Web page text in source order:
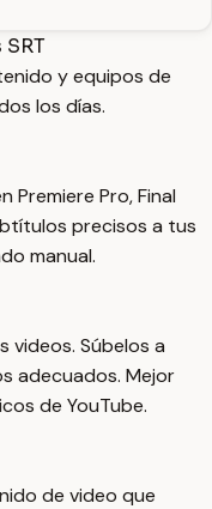
y equipos de
los días.
Premiere Pro, Final
precisos a tus
manual.
videos. Súbelos a
adecuados. Mejor
de YouTube.
de video que